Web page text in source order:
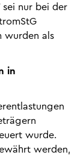
sei nur bei der
wurden als
in
wurde.
werden,